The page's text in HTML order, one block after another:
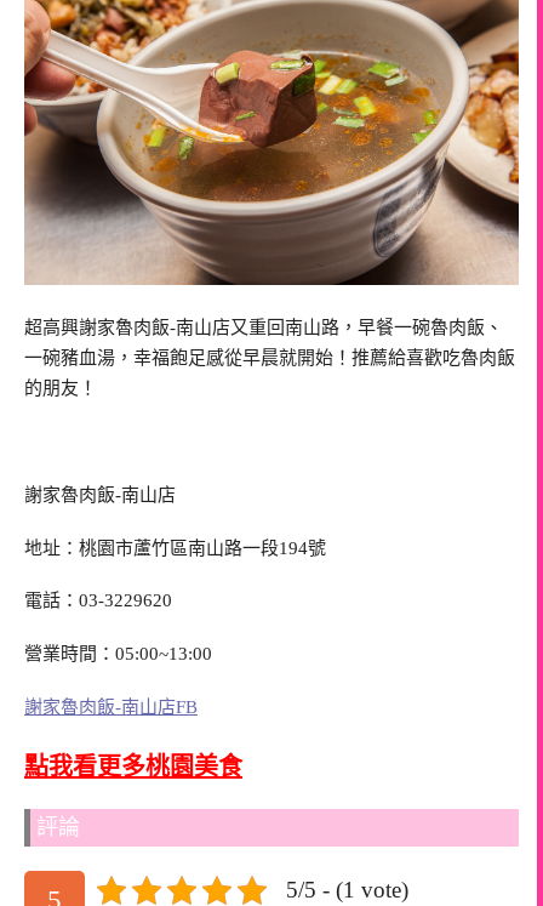
超高興謝家魯肉飯-南山店又重回南山路，早餐一碗魯肉飯、
一碗豬血湯，幸福飽足感從早晨就開始！推薦給喜歡吃魯肉飯
的朋友！
謝家魯肉飯-南山店
地址：桃園市蘆竹區南山路一段194號
電話：03-3229620
營業時間：05:00~13:00
謝家魯肉飯-南山店FB
點我看更多桃園美食
評論
5/5 - (1 vote)